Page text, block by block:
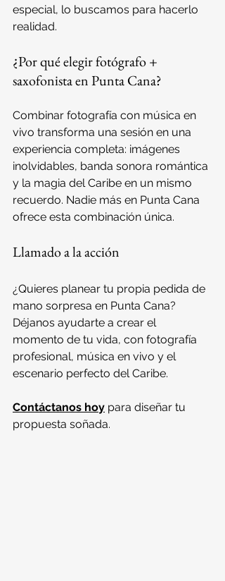
especial, lo buscamos para hacerlo
realidad.
¿Por qué elegir fotógrafo +
saxofonista en Punta Cana?
Combinar fotografía con música en
vivo transforma una sesión en una
experiencia completa: imágenes
inolvidables, banda sonora romántica
y la magia del Caribe en un mismo
recuerdo. Nadie más en Punta Cana
ofrece esta combinación única.
Llamado a la acción
¿Quieres planear tu propia pedida de
mano sorpresa en Punta Cana?
Déjanos ayudarte a crear el
momento de tu vida, con fotografía
profesional, música en vivo y el
escenario perfecto del Caribe.
Contáctanos hoy para diseñar tu
propuesta soñada.